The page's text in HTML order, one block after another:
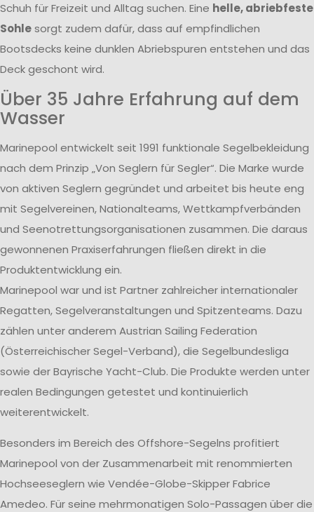
Schuh für Freizeit und Alltag suchen. Eine helle, abriebfeste
Sohlesorgt zudem dafür, dass auf empfindlichen
Bootsdecks keine dunklen Abriebspuren entstehen und das
Deck geschont wird.
Über 35 Jahre Erfahrung auf dem
Wasser
Marinepool entwickelt seit 1991 funktionale Segelbekleidung
nach dem Prinzip „Von Seglern für Segler“. Die Marke wurde
von aktiven Seglern gegründet und arbeitet bis heute eng
mit Segelvereinen, Nationalteams, Wettkampfverbänden
und Seenotrettungsorganisationen zusammen. Die daraus
gewonnenen Praxiserfahrungen fließen direkt in die
Produktentwicklung ein.
Marinepool war und ist Partner zahlreicher internationaler
Regatten, Segelveranstaltungen und Spitzenteams. Dazu
zählen unter anderem Austrian Sailing Federation
(Österreichischer Segel-Verband), die Segelbundesliga
sowie der Bayrische Yacht-Club. Die Produkte werden unter
realen Bedingungen getestet und kontinuierlich
weiterentwickelt.
Besonders im Bereich des Offshore-Segelns profitiert
Marinepool von der Zusammenarbeit mit renommierten
Hochseeseglern wie Vendée-Globe-Skipper Fabrice
Amedeo. Für seine mehrmonatigen Solo-Passagen über die